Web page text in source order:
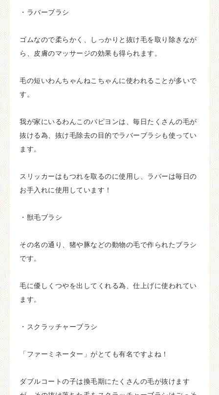
・ラバーブラシ
ゴムなので柔らかく、しっかりと抜け毛を取り除きなが
ら、皮膚のマッサージの効果も得られます。
毛の短いわんちゃんねこちゃんに使われることが多いで
す。
我が家にいるわんこのパピヨンは、毎日たくさんの毛が
抜ける為、抜け毛除去の目的でラバーブラシも使ってい
ます。
スリッカーはもつれを取るのに使用し、ラバーは毎日の
お手入れに使用しています！
・獣毛ブラシ
その名の通り、猪や豚などの動物の毛で作られたブラシ
です。
毛に優しくつやを出してくれる為、仕上げに使われてい
ます。
・スクラッチャーブラシ
「ファーミネーター」がとても有名ですよね！
ダブルコートの子は換毛期にたくさんの毛が抜けます